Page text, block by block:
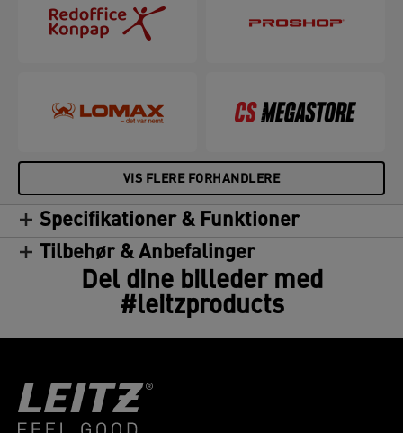
VIS FLERE FORHANDLERE
Specifikationer & Funktioner
Tilbehør & Anbefalinger
Del dine billeder med
#leitzproducts